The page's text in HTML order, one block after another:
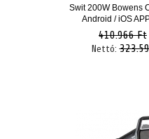
Swit 200W Bowens
Android / iOS
410.966 Ft
Nettó: